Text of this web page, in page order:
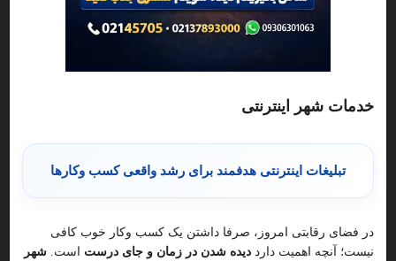
تماس بیشتر
خدمات شهر اینترنتی
تبلیغات اینترنتی هدفمند برای رشد واقعی کسب وکارها
در فضای رقابتی امروز، صرفا داشتن یک کسب وکار خوب کافی
نیست؛ آنچه اهمیت دارددیده شدن در زمان و جای درست است.شهر